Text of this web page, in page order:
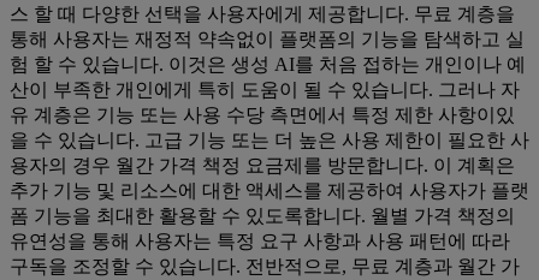
스 할 때 다양한 선택을 사용자에게 제공합니다. 무료 계층을
통해 사용자는 재정적 약속없이 플랫폼의 기능을 탐색하고 실
험 할 수 있습니다. 이것은 생성 AI를 처음 접하는 개인이나 예
산이 부족한 개인에게 특히 도움이 될 수 있습니다. 그러나 자
유 계층은 기능 또는 사용 수당 측면에서 특정 제한 사항이있
을 수 있습니다. 고급 기능 또는 더 높은 사용 제한이 필요한 사
용자의 경우 월간 가격 책정 요금제를 방문합니다. 이 계획은
추가 기능 및 리소스에 대한 액세스를 제공하여 사용자가 플랫
폼 기능을 최대한 활용할 수 있도록합니다. 월별 가격 책정의
유연성을 통해 사용자는 특정 요구 사항과 사용 패턴에 따라
구독을 조정할 수 있습니다. 전반적으로, 무료 계층과 월간 가